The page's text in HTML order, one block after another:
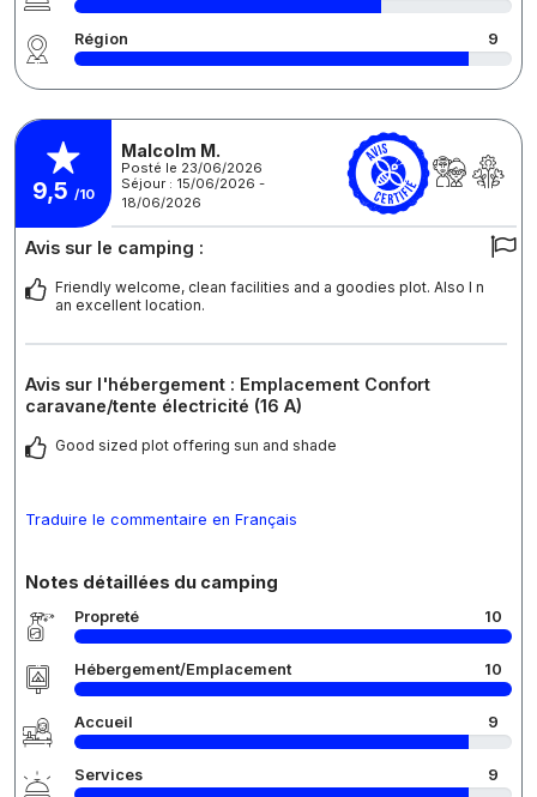
Région 9
9,5 /10
Malcolm M.
Posté le 23/06/2026
Séjour : 15/06/2026 -
18/06/2026
Avis sur le camping :
Friendly welcome, clean facilities and a goodies plot. Also I n
an excellent location.
Avis sur l'hébergement : Emplacement Confort
caravane/tente électricité (16 A)
Good sized plot offering sun and shade
Traduire le commentaire en Français
Notes détaillées du camping
Propreté 10
Hébergement/Emplacement 10
Accueil 9
Services 9